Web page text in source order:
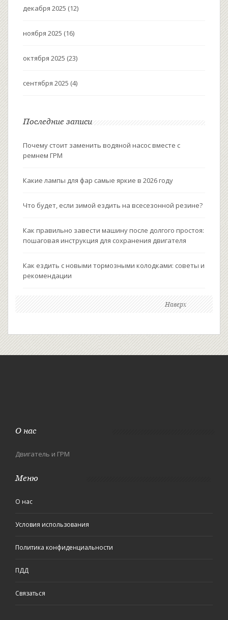
декабря 2025 (12)
ноября 2025 (16)
октября 2025 (23)
сентября 2025 (4)
Последние записи
Почему стоит заменить водяной насос вместе с
ремнем ГРМ
Какие лампы для фар самые яркие в 2026 году
Что будет, если зимой ездить на всесезонной резине?
Как правильно завести машину после долгого простоя:
пошаговая инструкция для сохранения двигателя
Как ездить с новыми тормозными колодками: советы и
рекомендации
Наверх
О нас
Двигатель и ГРМ
Меню
О нас
Условия использования
Политика конфиденциальности
ПДД
Связаться